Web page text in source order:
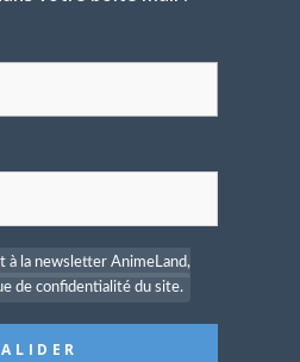
à la newsletter AnimeLand,
de confidentialité du site.